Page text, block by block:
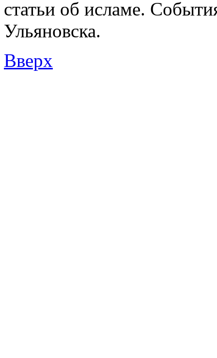
статьи об исламе.
Ульяновска.
Вверх